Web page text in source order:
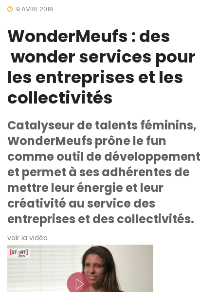
9 AVRIL 2018
WonderMeufs : des
wonder services pour
les entreprises et les
collectivités
Catalyseur de talents féminins,
WonderMeufs prône le fun
comme outil de développement
et permet à ses adhérentes de
mettre leur énergie et leur
créativité au service des
entreprises et des collectivités.
voir la vidéo